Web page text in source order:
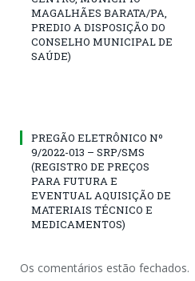
MAGALHÃES BARATA/PA,
PREDIO A DISPOSIÇÃO DO
CONSELHO MUNICIPAL DE
SAÚDE)
PREGÃO ELETRÔNICO Nº
9/2022-013 – SRP/SMS
(REGISTRO DE PREÇOS
PARA FUTURA E
EVENTUAL AQUISIÇÃO DE
MATERIAIS TÉCNICO E
MEDICAMENTOS)
Os comentários estão fechados.